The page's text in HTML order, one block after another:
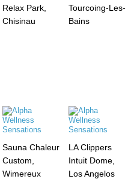
Relax Park,
Chisinau
Tourcoing-Les-
Bains
Sauna Chaleur
Custom,
Wimereux
LA Clippers
Intuit Dome,
Los Angelos